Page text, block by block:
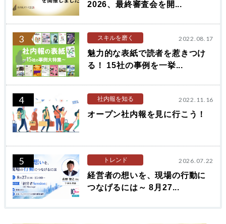
2026、最終審査会を開...
3 スキルを磨く 2022.08.17
魅力的な表紙で読者を惹きつけ
る！ 15社の事例を一挙...
4 社内報を知る 2022.11.16
オープン社内報を見に行こう！
5 トレンド 2026.07.22
経営者の想いを、現場の行動に
つなげるには～ 8月27...